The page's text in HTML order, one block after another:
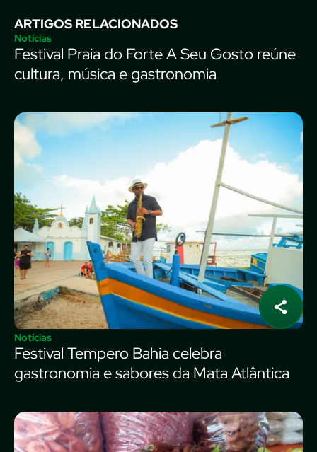
ARTIGOS RELACIONADOS
Notícias
Festival Praia do Forte A Seu Gosto reúne
cultura, música e gastronomia
Notícias
Festival Tempero Bahia celebra
gastronomia e sabores da Mata Atlântica